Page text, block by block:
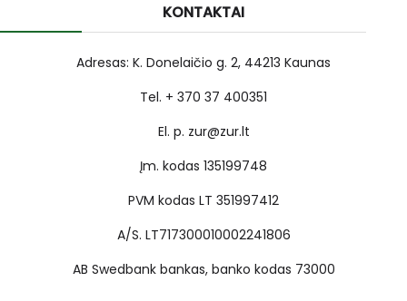
KONTAKTAI
Adresas: K. Donelaičio g. 2, 44213 Kaunas
Tel. + 370 37 400351
El. p. zur@zur.lt
Įm. kodas 135199748
PVM kodas LT 351997412
A/S. LT717300010002241806
AB Swedbank bankas, banko kodas 73000